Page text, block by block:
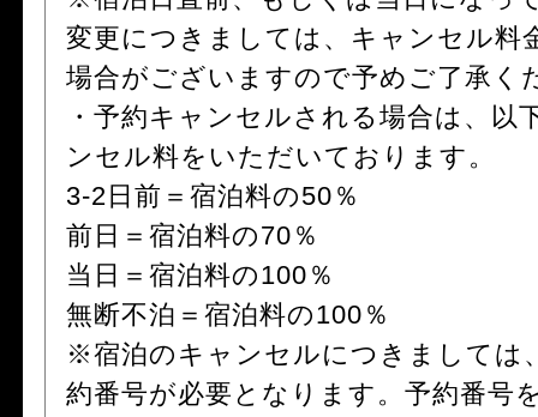
変更につきましては、キャンセル料
場合がございますので予めご了承く
・予約キャンセルされる場合は、以
ンセル料をいただいております。
3-2日前＝宿泊料の50％
前日＝宿泊料の70％
当日＝宿泊料の100％
無断不泊＝宿泊料の100％
※宿泊のキャンセルにつきましては
約番号が必要となります。予約番号